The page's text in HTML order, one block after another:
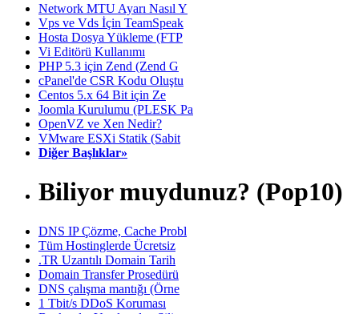
Network MTU Ayarı Nasıl Y
Vps ve Vds İçin TeamSpeak
Hosta Dosya Yükleme (FTP
Vi Editörü Kullanımı
PHP 5.3 için Zend (Zend G
cPanel'de CSR Kodu Oluştu
Centos 5.x 64 Bit için Ze
Joomla Kurulumu (PLESK Pa
OpenVZ ve Xen Nedir?
VMware ESXi Statik (Sabit
Diğer Başlıklar»
Biliyor muydunuz? (Pop10)
DNS IP Çözme, Cache Probl
Tüm Hostinglerde Ücretsiz
.TR Uzantılı Domain Tarih
Domain Transfer Prosedürü
DNS çalışma mantığı (Örne
1 Tbit/s DDoS Koruması